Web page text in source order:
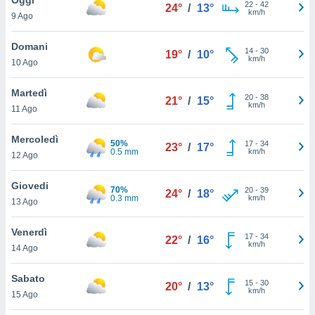
è
al sito
di
ci
di
il
un
la
nella
9 Ago
24° / 13° 22- 42
km/h
Domani
10 Ago
19° / 10° 14- 30
km/h
Martedì
11 Ago
21° / 15° 20- 38
km/h
Mercoledì
12 Ago
50%
0.5 mm
23° / 17° 17- 34
km/h
Giovedi
13 Ago
70%
0.3 mm
24° / 18° 20- 39
km/h
Venerdì
14 Ago
22° / 16° 17- 34
km/h
Sabato
15 Ago
20° / 13° 15- 30
km/h